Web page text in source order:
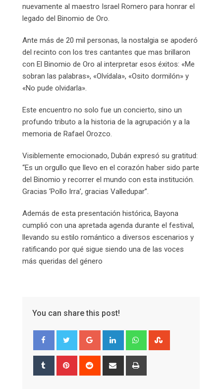
nuevamente al maestro Israel Romero para honrar el
legado del Binomio de Oro.
Ante más de 20 mil personas, la nostalgia se apoderó
del recinto con los tres cantantes que mas brillaron
con El Binomio de Oro al interpretar esos éxitos: «Me
sobran las palabras», «Olvídala», «Osito dormilón» y
«No pude olvidarla».
Este encuentro no solo fue un concierto, sino un
profundo tributo a la historia de la agrupación y a la
memoria de Rafael Orozco.
Visiblemente emocionado, Dubán expresó su gratitud:
“Es un orgullo que llevo en el corazón haber sido parte
del Binomio y recorrer el mundo con esta institución.
Gracias ‘Pollo Irra’, gracias Valledupar”.
Además de esta presentación histórica, Bayona
cumplió con una apretada agenda durante el festival,
llevando su estilo romántico a diversos escenarios y
ratificando por qué sigue siendo una de las voces
más queridas del género
You can share this post!
Google+ LinkedIn Whatsapp
Tumblr Pinterest Reddit
Share